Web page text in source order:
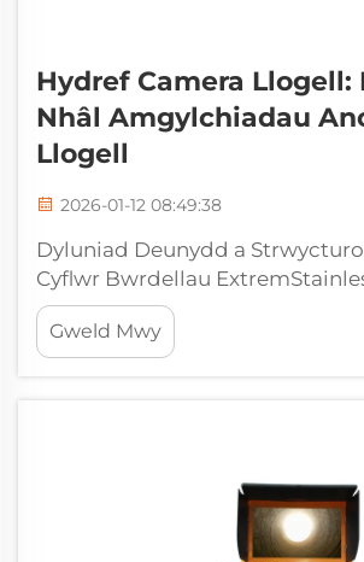
Hydref Camera Llogell:
Nhâl Amgylchiadau
Llogell
2026-01-12 08:49:38
Dyluniad Deunydd a
Cyflwr Bwrdellau
Casings a Chludiau Gwrth-
sydd yn cadw camerau
gweithio am flynyddoedd yn
Gweld Mwy